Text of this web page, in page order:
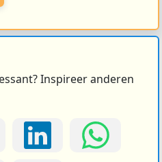
Inspireer anderen